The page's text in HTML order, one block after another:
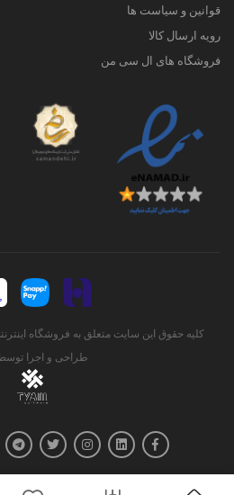
قوانین و سیاست ها
رویه ارسال کالا
فروشگاه های ال سی من
کلیه حقوق این سایت متعلق به فروشگاه
طراحی و اجرا